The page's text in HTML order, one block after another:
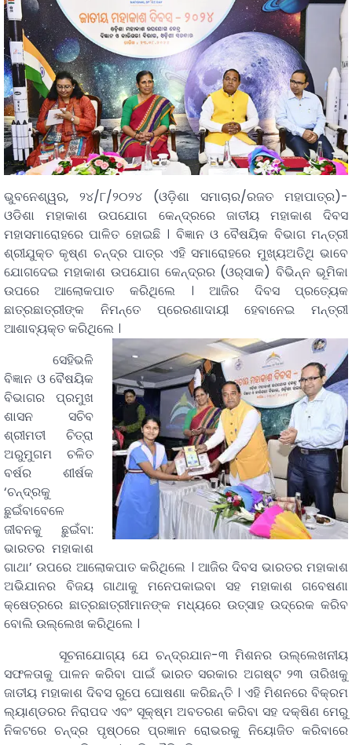
ଭୁବନେଶ୍ୱର, ୨୪/୮/୨୦୨୪ (ଓଡ଼ିଶା ସମାଚାର/ରଜତ ମହାପାତ୍ର)-
ଓଡିଶା ମହାକାଶ ଉପଯୋଗ କେନ୍ଦ୍ରରେ ଜାତୀୟ ମହାକାଶ ଦିବସ
ମହାସମାରୋହରେ ପାଳିତ ହୋଇଛି । ବିଜ୍ଞାନ ଓ ବୈଷୟିକ ବିଭାଗ ମନ୍ତ୍ରୀ
ଶ୍ରୀଯୁକ୍ତ କୃଷ୍ଣ ଚନ୍ଦ୍ର ପାତ୍ର ଏହି ସମାରୋହରେ ମୁଖ୍ୟଅତିଥି ଭାବେ
ଯୋଗଦେଇ ମହାକାଶ ଉପଯୋଗ କେନ୍ଦ୍ରର (ଓର୍‌ସାକ) ବିଭିନ୍ନ ଭୂମିକା
ଉପରେ ଆଲୋକପାତ କରିଥିଲେ । ଆଜିର ଦିବସ ପ୍ରତ୍ୟେକ
ଛାତ୍ରଛାତ୍ରୀଙ୍କ ନିମନ୍ତେ ପ୍ରେରଣାଦାୟୀ ହେବାନେଇ ମନ୍ତ୍ରୀ
ଆଶାବ୍ୟକ୍ତ କରିଥିଲେ ।
ସେହିଭଳି
ବିଜ୍ଞାନ ଓ ବୈଷୟିକ
ବିଭାଗର ପ୍ରମୁଖ
ଶାସନ ସଚିବ
ଶ୍ରୀମତୀ ଚିତ୍ରା
ଅରୁମୁଗମ ଚଳିତ
ବର୍ଷର ଶୀର୍ଷକ
‘ଚନ୍ଦ୍ରକୁ
ଛୁଇଁବାବେଳେ
ଜୀବନକୁ ଛୁଇଁବା:
ଭାରତର ମହାକାଶ
ଗାଥା’ ଉପରେ ଆଲୋକପାତ କରିଥିଲେ । ଆଜିର ଦିବସ ଭାରତର ମହାକାଶ
ଅଭିଯାନର ବିଜୟ ଗାଥାକୁ ମନେପକାଇବା ସହ ମହାକାଶ ଗବେଷଣା
କ୍ଷେତ୍ରରେ ଛାତ୍ରଛାତ୍ରୀମାନଙ୍କ ମଧ୍ୟରେ ଉତ୍ସାହ ଉଦ୍ରେକ କରିବ
ବୋଲି ଉଲ୍ଲେଖ କରିଥିଲେ ।
ସୂଚନାଯୋଗ୍ୟ ଯେ ଚନ୍ଦ୍ରଯାନ-୩ ମିଶନର ଉଲ୍ଲେଖନୀୟ
ସଫଳତାକୁ ପାଳନ କରିବା ପାଇଁ ଭାରତ ସରକାର ଅଗଷ୍ଟ ୨୩ ତାରିଖକୁ
ଜାତୀୟ ମହାକାଶ ଦିବସ ରୁପେ ଘୋଷଣା କରିଛନ୍ତି । ଏହି ମିଶନରେ ବିକ୍ରମ
ଲ୍ୟାଣ୍ଡରର ନିରାପଦ ଏବଂ ସୂକ୍ଷ୍ମ ଅବତରଣ କରିବା ସହ ଦକ୍ଷିଣ ମେରୁ
ନିକଟରେ ଚନ୍ଦ୍ର ପୃଷ୍ଠରେ ପ୍ରଜ୍ଞାନ ରୋଭରକୁ ନିୟୋଜିତ କରିବାରେ